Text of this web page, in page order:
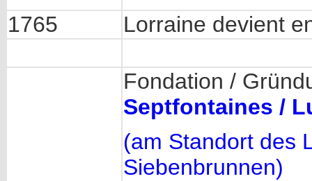
1765 Lorraine devient
Fondation /
Septfontaines /
(am Standort des
Siebenbrunnen)